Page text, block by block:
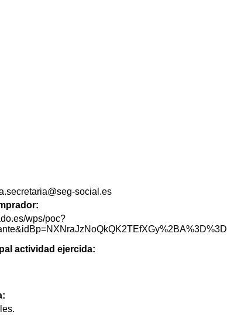
social.es
wps/poc?
actividad ejercida: